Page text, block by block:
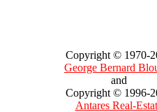
Copyright © 1970-
George Bernard
and
Copyright © 1996-
Antares Real-